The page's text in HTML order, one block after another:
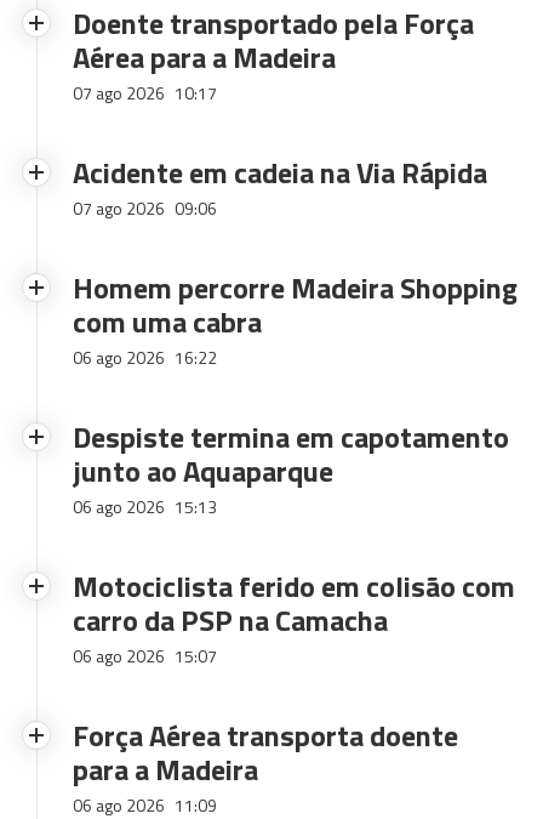
Doente transportado pela Força
Aérea para a Madeira
07 ago 2026 10:17
Acidente em cadeia na Via Rápida
07 ago 2026 09:06
Homem percorre Madeira Shopping
com uma cabra
06 ago 2026 16:22
Despiste termina em capotamento
junto ao Aquaparque
06 ago 2026 15:13
Motociclista ferido em colisão com
carro da PSP na Camacha
06 ago 2026 15:07
Força Aérea transporta doente
para a Madeira
06 ago 2026 11:09